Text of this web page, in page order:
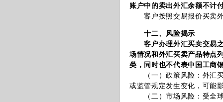
账户中的卖出外汇余额不计
客户按照交易报价买卖外
十二、风险揭示
客户办理外汇买卖交易
场情况和外汇买卖产品特点
类，同时也不代表中国工商
（一）政策风险：外汇买
或监管规定发生变化，可能
（二）市场风险：受全球